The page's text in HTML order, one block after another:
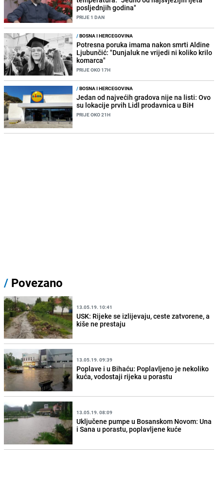
posljednjih godina"
PRIJE 1 DAN
/BOSNA I HERCEGOVINA
Potresna poruka imama nakon smrti Aldine
Ljubunčić: "Dunjaluk ne vrijedi ni koliko krilo
komarca"
PRIJE OKO 17H
/BOSNA I HERCEGOVINA
Jedan od najvećih gradova nije na listi: Ovo
su lokacije prvih Lidl prodavnica u BiH
PRIJE OKO 21H
/ Povezano
13.05.19. 10:41
USK: Rijeke se izlijevaju, ceste zatvorene, a
kiše ne prestaju
13.05.19. 09:39
Poplave i u Bihaću: Poplavljeno je nekoliko
kuća, vodostaji rijeka u porastu
13.05.19. 08:09
Uključene pumpe u Bosanskom Novom: Una
i Sana u porastu, poplavljene kuće